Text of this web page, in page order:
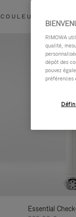
COULEUR
Essential
RIMOWA
qualité,
dépôt des
pouvez
préférences